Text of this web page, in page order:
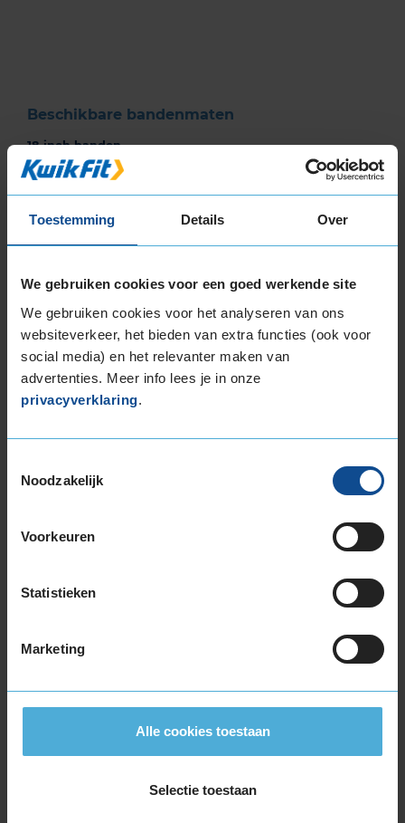
Toestemming Details Over
We gebruiken cookies voor een goed werkende site
We gebruiken cookies voor het analyseren van ons
websiteverkeer, het bieden van extra functies (ook voor
social media) en het relevanter maken van
advertenties. Meer info lees je in onze
privacyverklaring.
Noodzakelijk
Voorkeuren
Statistieken
Marketing
Alle cookies toestaan
Selectie toestaan
Beschikbare bandenmaten
18-inch banden
225/60R18 104H EXTRALOAD
235/50R18 101V EXTRALOAD
235/55R18 104H EXTRALOAD
235/60R18 107V EXTRALOAD
255/55R18 109V EXTRALOAD
19-inch banden
225/55R19 103V EXTRALOAD
225/55R19 103V EXTRALOAD
235/45R19 99V EXTRALOAD
235/55R19 105H EXTRALOAD
235/55R19 105V EXTRALOAD
255/50R19 107V EXTRALOAD
20-inch banden
235/50R20 104H EXTRALOAD
235/50R20 104V EXTRALOAD
235/55R20 105H EXTRALOAD